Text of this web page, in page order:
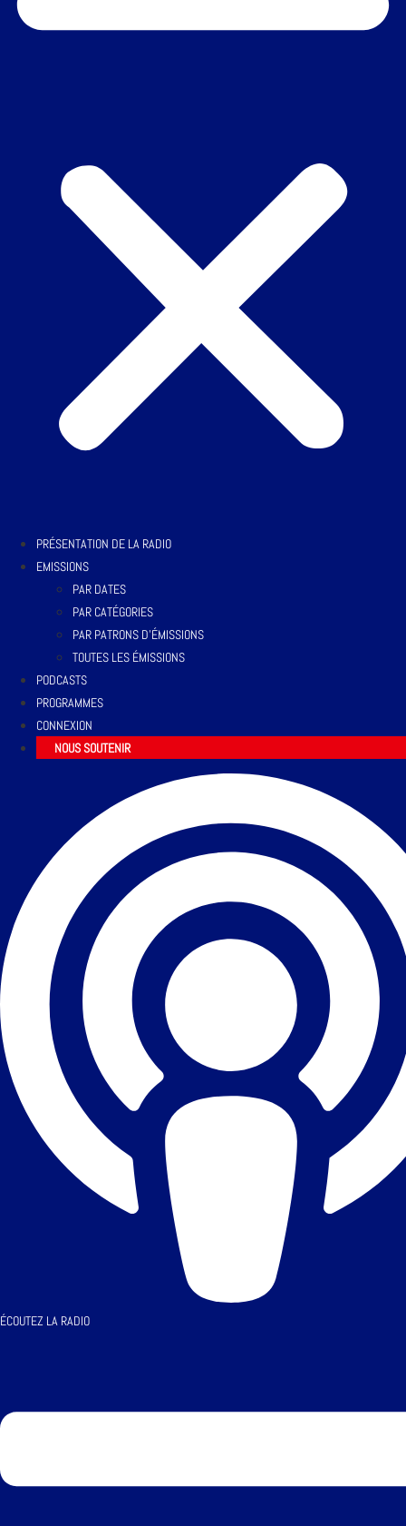
PRÉSENTATION DE LA RADIO
EMISSIONS
PAR DATES
PAR CATÉGORIES
PAR PATRONS D’ÉMISSIONS
TOUTES LES ÉMISSIONS
PODCASTS
PROGRAMMES
CONNEXION
NOUS SOUTENIR
ÉCOUTEZ LA RADIO